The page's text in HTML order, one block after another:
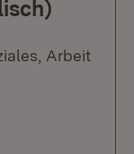
Arbeit